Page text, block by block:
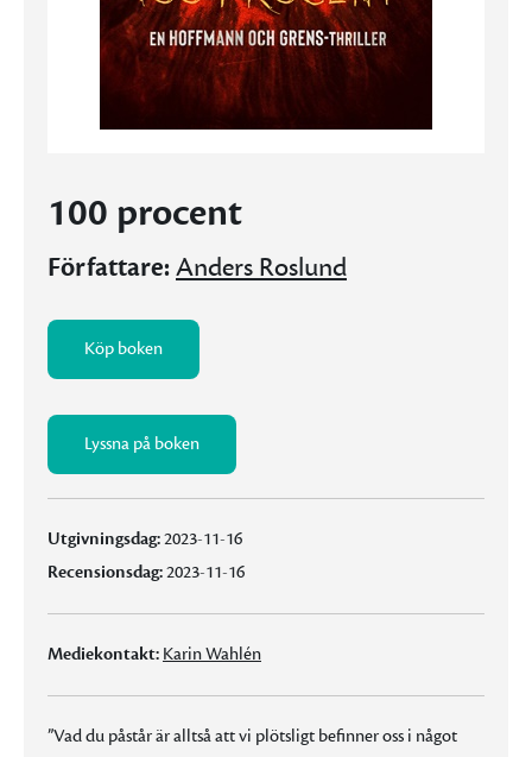
100 procent
Författare:Anders Roslund
Köp boken
Lyssna på boken
Utgivningsdag:2023-11-16
Recensionsdag:2023-11-16
Mediekontakt: Karin Wahlén
”Vad du påstår är alltså att vi plötsligt befinner oss i något